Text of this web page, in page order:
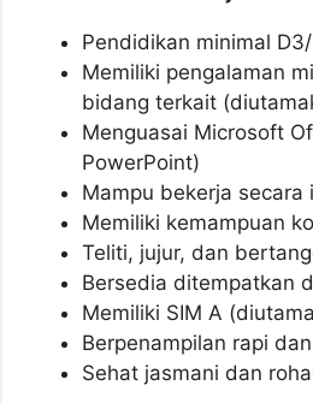
Pendidikan minimal
Memiliki pengalaman
bidang terkait
Menguasai Microsoft
PowerPoint)
Mampu bekerja
Memiliki kemampuan
Teliti, jujur, dan
Bersedia ditempatkan
Memiliki SIM A
Berpenampilan rapi
Sehat jasmani dan